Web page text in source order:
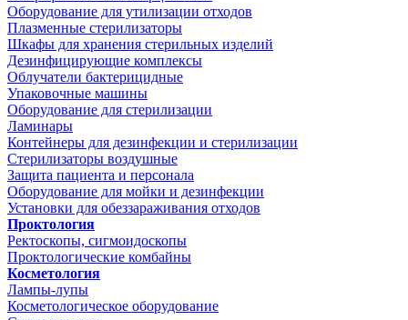
Оборудование для утилизации отходов
Плазменные стерилизаторы
Шкафы для хранения стерильных изделий
Дезинфицирующие комплексы
Облучатели бактерицидные
Упаковочные машины
Оборудование для стерилизации
Ламинары
Контейнеры для дезинфекции и стерилизации
Стерилизаторы воздушные
Защита пациента и персонала
Оборудование для мойки и дезинфекции
Установки для обеззараживания отходов
Проктология
Ректоскопы, сигмоидоскопы
Проктологические комбайны
Косметология
Лампы-лупы
Косметологическое оборудование